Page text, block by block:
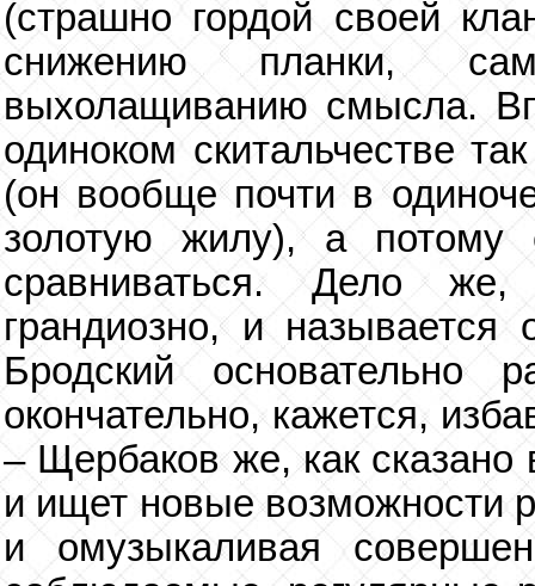
(страшно гордой своей
снижению планки,
выхолащиванию смысла.
одиноком скитальчестве
(он вообще почти в
золотую жилу), а
сравниваться. Дело
грандиозно, и называется
Бродский
окончательно, кажется,
– Щербаков же, как
и ищет новые возможности
и омузыкаливая